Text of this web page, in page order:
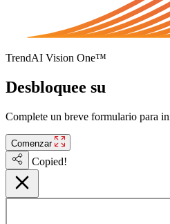
TrendAI Vision One™
Desbloquee su
Complete un breve formulario para
Comenzar
Copied!